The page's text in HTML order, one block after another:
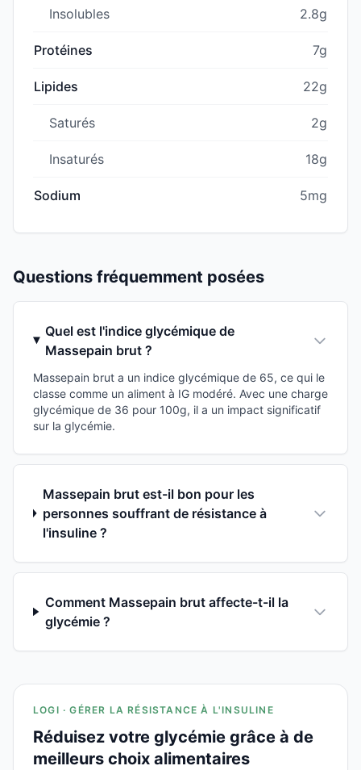
Insolubles 2.8g
Protéines 7g
Lipides 22g
Saturés 2g
Insaturés 18g
Sodium 5mg
Questions fréquemment posées
Quel est l'indice glycémique de
Massepain brut ?
Massepain brut a un indice glycémique de 65, ce qui le
classe comme un aliment à IG modéré. Avec une charge
glycémique de 36 pour 100g, il a un impact significatif
sur la glycémie.
Massepain brut est-il bon pour les
personnes souffrant de résistance à
l'insuline ?
Comment Massepain brut affecte-t-il la
glycémie ?
LOGI · GÉRER LA RÉSISTANCE À L'INSULINE
Réduisez votre glycémie grâce à de
meilleurs choix alimentaires